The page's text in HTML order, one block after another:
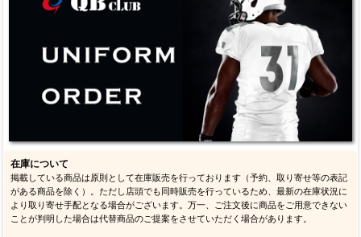
在庫について
掲載している商品は原則として在庫販売を行っております（予約、取り寄せ等の表記
がある商品を除く）。ただし店頭でも同時販売を行っているため、最新の在庫状況に
より取り寄せ手配となる場合がございます。万一、ご注文後に商品をご用意できない
ことが判明した場合は代替商品のご提案をさせていただく場合があります。